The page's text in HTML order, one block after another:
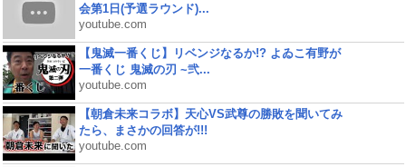
会第1日(予選ラウンド)...
youtube.com
【鬼滅一番くじ】リベンジなるか!? よゐこ有野が
一番くじ 鬼滅の刃 ~弐...
youtube.com
【朝倉未来コラボ】天心VS武尊の勝敗を聞いてみ
たら、まさかの回答が!!!
youtube.com